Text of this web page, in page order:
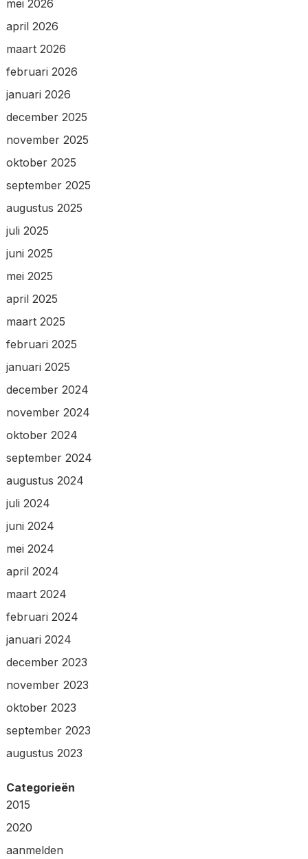
mei 2026
april 2026
maart 2026
februari 2026
januari 2026
december 2025
november 2025
oktober 2025
september 2025
augustus 2025
juli 2025
juni 2025
mei 2025
april 2025
maart 2025
februari 2025
januari 2025
december 2024
november 2024
oktober 2024
september 2024
augustus 2024
juli 2024
juni 2024
mei 2024
april 2024
maart 2024
februari 2024
januari 2024
december 2023
november 2023
oktober 2023
september 2023
augustus 2023
Categorieën
2015
2020
aanmelden